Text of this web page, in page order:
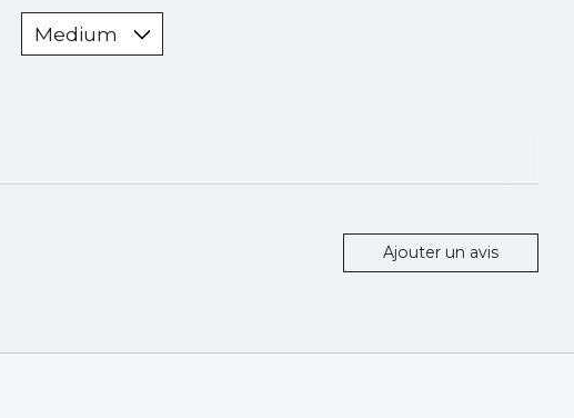
Ajouter un avis